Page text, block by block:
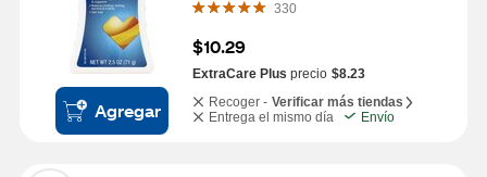
Agregar
330
$10.29
ExtraCare Plus precio $8.23
Recoger - Verificar más tiendas
Entrega el mismo día
Envío